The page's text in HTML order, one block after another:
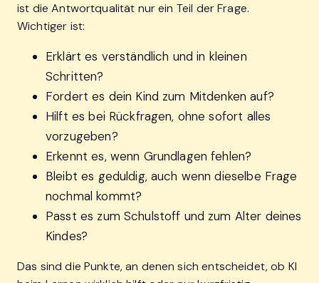
ist die Antwortqualität nur ein Teil der Frage.
Wichtiger ist:
Erklärt es verständlich und in kleinen
Schritten?
Fordert es dein Kind zum Mitdenken auf?
Hilft es bei Rückfragen, ohne sofort alles
vorzugeben?
Erkennt es, wenn Grundlagen fehlen?
Bleibt es geduldig, auch wenn dieselbe Frage
nochmal kommt?
Passt es zum Schulstoff und zum Alter deines
Kindes?
Das sind die Punkte, an denen sich entscheidet, ob KI